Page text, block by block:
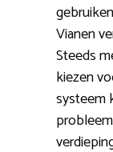
Vianen
Steeds
kiezen
systeem